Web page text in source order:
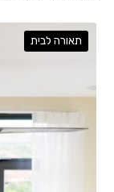
תאורה לבית